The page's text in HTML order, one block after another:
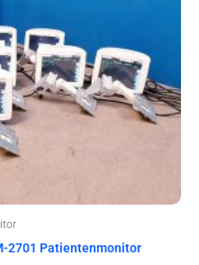
2701 Patientenmonitor